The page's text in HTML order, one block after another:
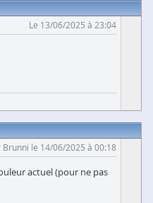
Le 13/06/2025 à 23:04
Brunni le 14/06/2025 à 00:18
actuel (pour ne pas